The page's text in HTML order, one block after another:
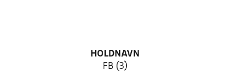
HOLDNAVN
FB (3)